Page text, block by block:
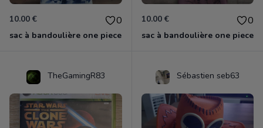
10.00 € 0
sac à bandoulière one piece
10.00 € 0
sac à bandoulière one piece
TheGamingR83 Sébastien seb63